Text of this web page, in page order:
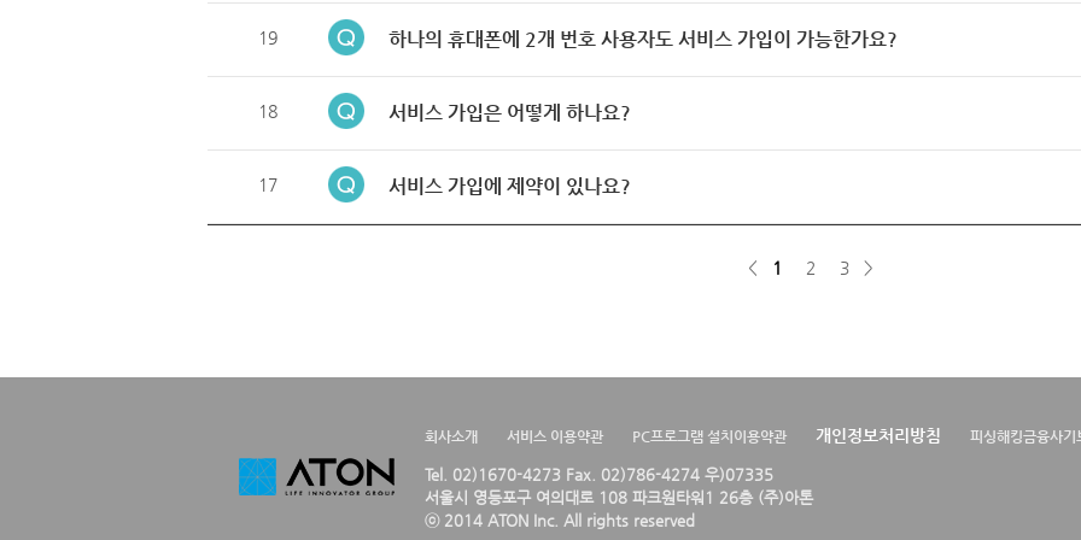
19 하나의 휴대폰에 2개 번호 사용자도 서비스 가입이 가능한가요?
18 서비스 가입은 어떻게 하나요?
17 서비스 가입에 제약이 있나요?
< 1 2 3 >
회사소개 서비스 이용약관 PC프로그램 설치이용약관 개인정보처리방침 피싱해킹금융사기
Tel. 02)1670-4273 Fax. 02)786-4274 우)07335
서울시 영등포구 여의대로 108 파크원타워1 26층 (주)아톤
ⓒ 2014 ATON Inc. All rights reserved